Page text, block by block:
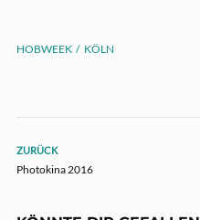
HOBWEEK KÖLN
ZURÜCK
Photokina 2016